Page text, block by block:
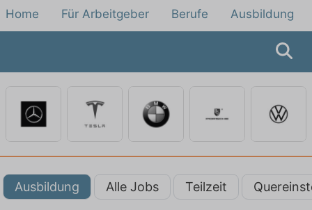
Home Für Arbeitgeber Berufe Ausbildung
Ausbildung Alle Jobs Teilzeit